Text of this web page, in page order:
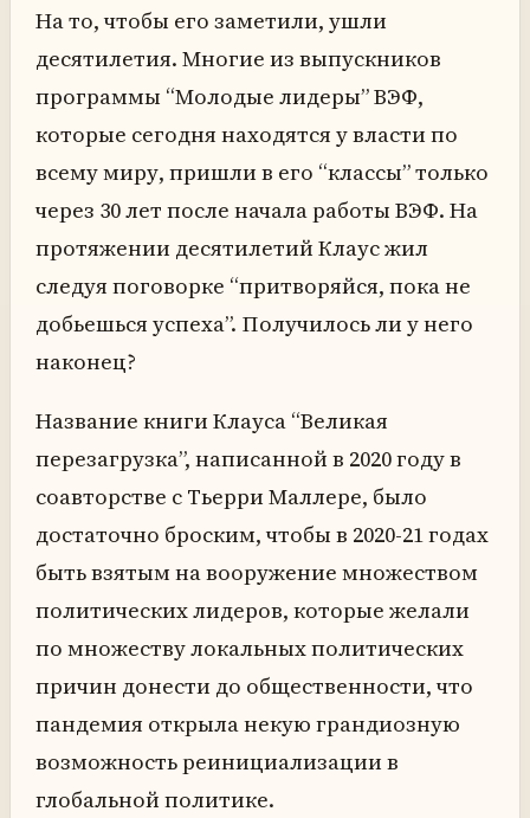
На то, чтобы его заметили, ушли
десятилетия. Многие из выпускников
программы “Молодые лидеры” ВЭФ,
которые сегодня находятся у власти по
всему миру, пришли в его “классы” только
через 30 лет после начала работы ВЭФ. На
протяжении десятилетий Клаус жил
следуя поговорке “притворяйся, пока не
добьешься успеха”. Получилось ли у него
наконец?
Название книги Клауса “Великая
перезагрузка”, написанной в 2020 году в
соавторстве с Тьерри Маллере, было
достаточно броским, чтобы в 2020-21 годах
быть взятым на вооружение множеством
политических лидеров, которые желали
по множеству локальных политических
причин донести до общественности, что
пандемия открыла некую грандиозную
возможность реинициализации в
глобальной политике.